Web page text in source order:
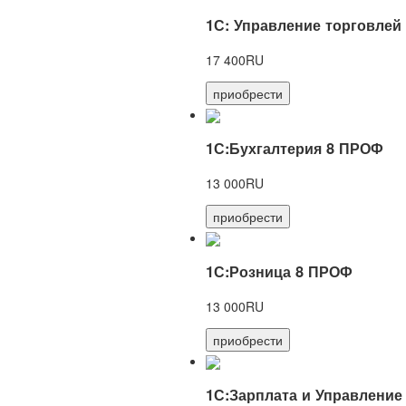
1С: Управление торговлей
17 400RU
приобрести
1С:Бухгалтерия 8 ПРОФ
13 000RU
приобрести
1С:Розница 8 ПРОФ
13 000RU
приобрести
1С:Зарплата и Управление